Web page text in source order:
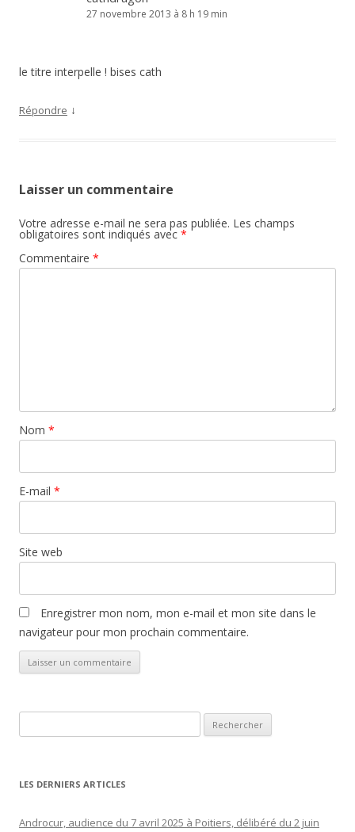
27 novembre 2013 à 8 h 19 min
le titre interpelle ! bises cath
Répondre ↓
Laisser un commentaire
Votre adresse e-mail ne sera pas publiée. Les champs
obligatoires sont indiqués avec *
Commentaire *
Nom *
E-mail *
Site web
Enregistrer mon nom, mon e-mail et mon site dans le
navigateur pour mon prochain commentaire.
LES DERNIERS ARTICLES
Androcur, audience du 7 avril 2025 à Poitiers, délibéré du 2 juin